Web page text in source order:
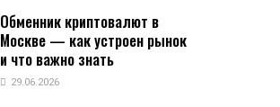
Обменник криптовалют в
Москве — как устроен рынок
и что важно знать
29.06.2026